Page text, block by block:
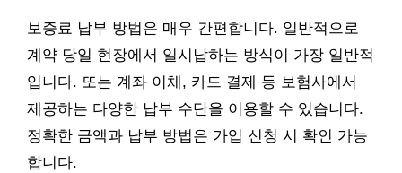
보증료 납부 방법은 매우 간편합니다. 일반적으로
계약 당일 현장에서 일시납하는 방식이 가장 일반적
입니다. 또는 계좌 이체, 카드 결제 등 보험사에서
제공하는 다양한 납부 수단을 이용할 수 있습니다.
정확한 금액과 납부 방법은 가입 신청 시 확인 가능
합니다.